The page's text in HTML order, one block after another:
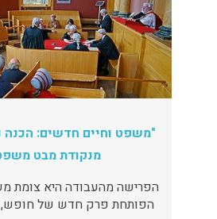
"משפט וחיים חדשים: הכנה
מנקודת מבט
הפרישה מהעבודה היא צומת
הפותחת פרק חדש של חופש,